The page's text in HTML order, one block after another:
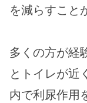
を減らすこと
多くの方が経
とトイレが近
内で利尿作用